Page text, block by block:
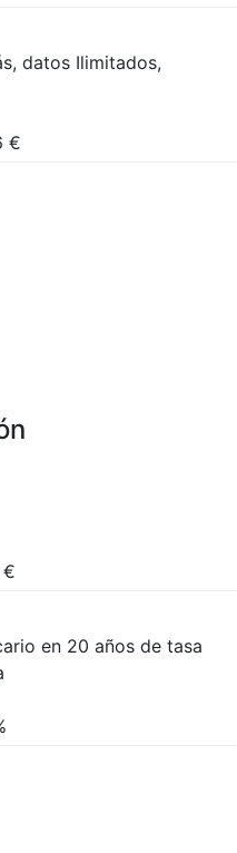
datos Ilimitados,
€
€
en 20 años de tasa